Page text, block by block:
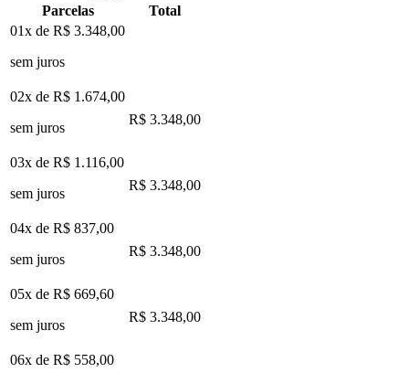
Parcelas
Total
01x de R$ 3.348,00
sem juros
02x de R$ 1.674,00
sem juros
R$ 3.348,00
03x de R$ 1.116,00
sem juros
R$ 3.348,00
04x de R$ 837,00
sem juros
R$ 3.348,00
05x de R$ 669,60
sem juros
R$ 3.348,00
06x de R$ 558,00